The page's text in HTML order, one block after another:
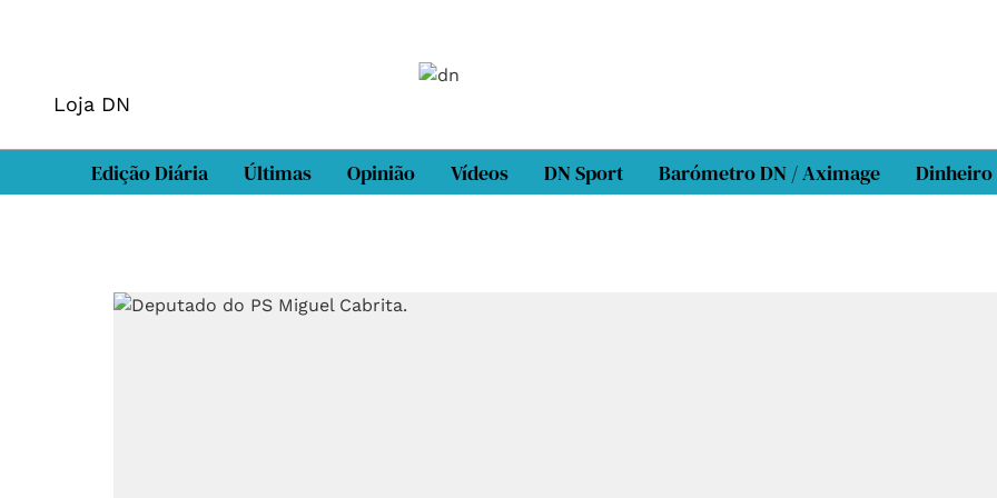
Loja DN
Edição Diária Últimas Opinião Vídeos DN Sport Barómetro DN / Aximage Dinheiro